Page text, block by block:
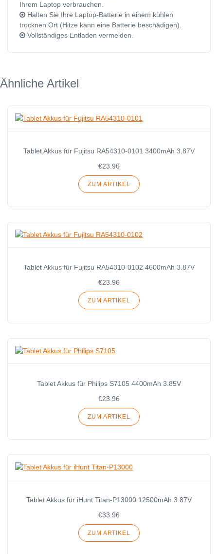
Ihrem Laptop verbrauchen.
Halten Sie Ihre Laptop-Batterie in einem kühlen
trocknen Ort (Hitze kann eine Batterie beschädigen).
Vollständiges Entladen vermeiden.
Ähnliche Artikel
Tablet Akkus für Fujitsu RA54310-0101 3400mAh 3.87V
€23.96
ZUM ARTIKEL
Tablet Akkus für Fujitsu RA54310-0102 4600mAh 3.87V
€23.96
ZUM ARTIKEL
Tablet Akkus für Philips S7105 4400mAh 3.85V
€23.96
ZUM ARTIKEL
Tablet Akkus für iHunt Titan-P13000 12500mAh 3.87V
€33.96
ZUM ARTIKEL